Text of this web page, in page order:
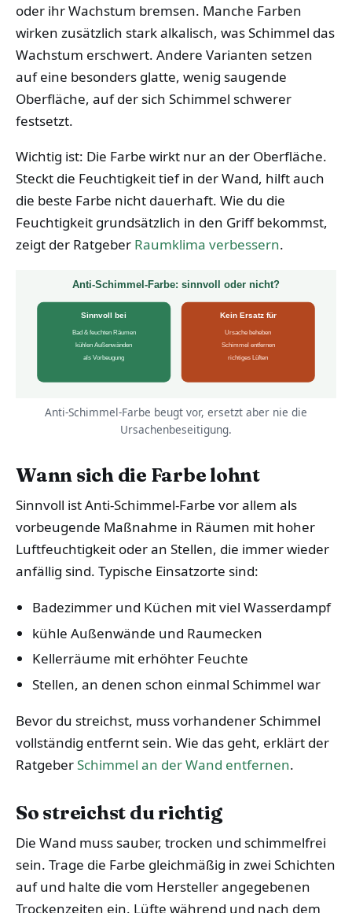
oder ihr Wachstum bremsen. Manche Farben
wirken zusätzlich stark alkalisch, was Schimmel das
Wachstum erschwert. Andere Varianten setzen
auf eine besonders glatte, wenig saugende
Oberfläche, auf der sich Schimmel schwerer
festsetzt.
Wichtig ist: Die Farbe wirkt nur an der Oberfläche.
Steckt die Feuchtigkeit tief in der Wand, hilft auch
die beste Farbe nicht dauerhaft. Wie du die
Feuchtigkeit grundsätzlich in den Griff bekommst,
zeigt der Ratgeber Raumklima verbessern.
Anti-Schimmel-Farbe: sinnvoll oder nicht?
Sinnvoll bei
Bad & feuchten Räumen
kühlen Außenwänden
als Vorbeugung
Kein Ersatz für
Ursache beheben
Schimmel entfernen
richtiges Lüften
Anti-Schimmel-Farbe beugt vor, ersetzt aber nie die
Ursachenbeseitigung.
Wann sich die Farbe lohnt
Sinnvoll ist Anti-Schimmel-Farbe vor allem als
vorbeugende Maßnahme in Räumen mit hoher
Luftfeuchtigkeit oder an Stellen, die immer wieder
anfällig sind. Typische Einsatzorte sind:
Badezimmer und Küchen mit viel Wasserdampf
kühle Außenwände und Raumecken
Kellerräume mit erhöhter Feuchte
Stellen, an denen schon einmal Schimmel war
Bevor du streichst, muss vorhandener Schimmel
vollständig entfernt sein. Wie das geht, erklärt der
RatgeberSchimmel an der Wand entfernen.
So streichst du richtig
Die Wand muss sauber, trocken und schimmelfrei
sein. Trage die Farbe gleichmäßig in zwei Schichten
auf und halte die vom Hersteller angegebenen
Trockenzeiten ein. Lüfte während und nach dem